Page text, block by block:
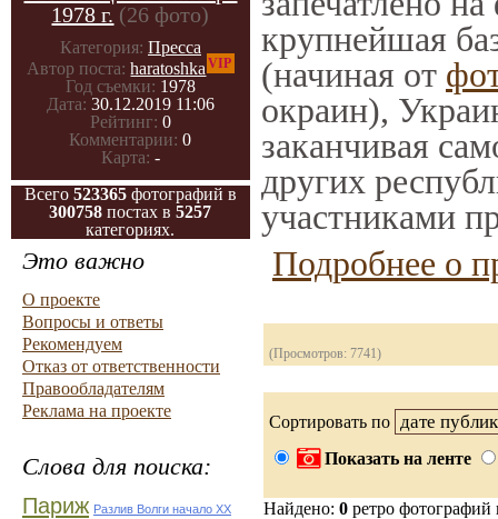
1978 г. (26 фото)
Категория: Пресса
Автор поста: haratoshka VIP
Год съемки: 1978
Дата: 30.12.2019 11:06
Рейтинг: 0
Комментарии: 0
Карта: -
Всего 523365 фотографий в
300758 постах в5257
категориях.
Это важно
О проекте
Вопросы и ответы
Рекомендуем
Отказ от ответственности
Правообладателям
Реклама на проекте
Слова для поиска:
Париж Разлив Волги начало ХХ
крупнейшая
(начиная от
окраин),
заканчивая
других
участниками
Подробнее о
(Просмотров: 7741)
Сортировать по
Показать на ленте
Найдено: 0 ретро